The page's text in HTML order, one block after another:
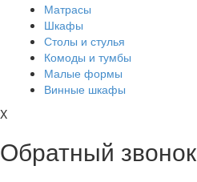
Матрасы
Шкафы
Столы и стулья
Комоды и тумбы
Малые формы
Винные шкафы
X
Обратный звонок